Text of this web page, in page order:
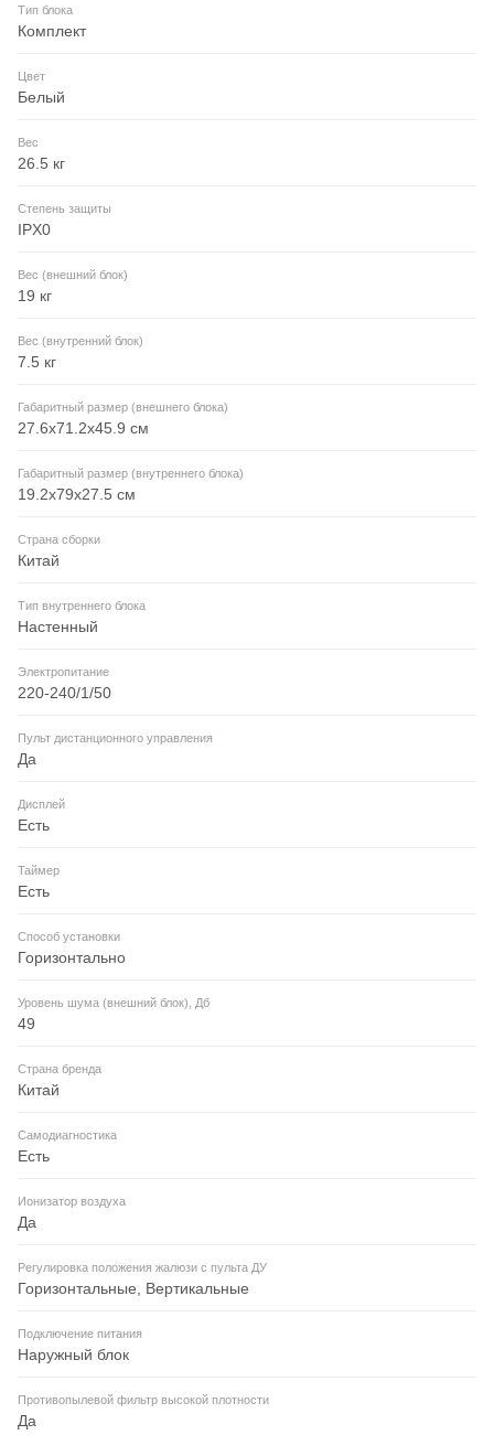
Тип блока
Комплект
Цвет
Белый
Вес
26.5 кг
Степень защиты
IPX0
Вес (внешний блок)
19 кг
Вес (внутренний блок)
7.5 кг
Габаритный размер (внешнего блока)
27.6x71.2x45.9 см
Габаритный размер (внутреннего блока)
19.2x79x27.5 см
Страна сборки
Китай
Тип внутреннего блока
Настенный
Электропитание
220-240/1/50
Пульт дистанционного управления
Да
Дисплей
Есть
Таймер
Есть
Способ установки
Горизонтально
Уровень шума (внешний блок), Дб
49
Страна бренда
Китай
Самодиагностика
Есть
Ионизатор воздуха
Да
Регулировка положения жалюзи с пульта ДУ
Горизонтальные, Вертикальные
Подключение питания
Наружный блок
Противопылевой фильтр высокой плотности
Да